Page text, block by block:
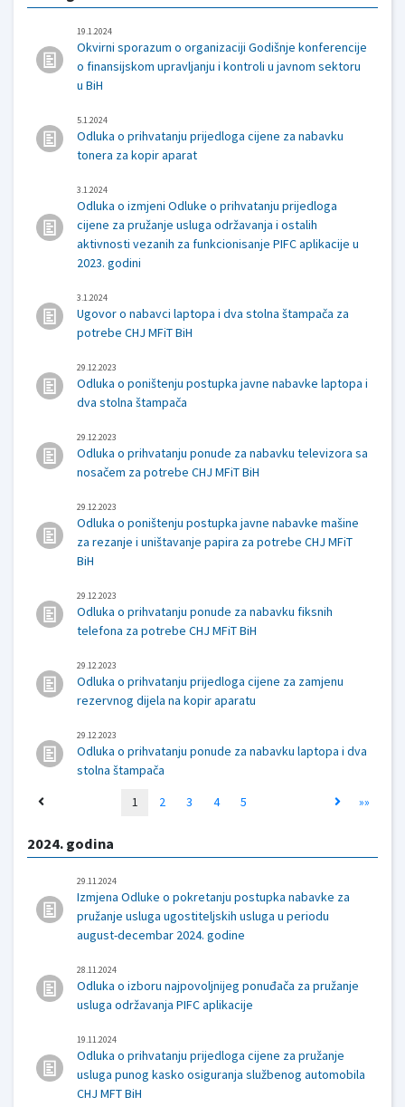
19.1.2024
Okvirni sporazum o organizaciji Godišnje konferencije
o finansijskom upravljanju i kontroli u javnom sektoru
u BiH
5.1.2024
Odluka o prihvatanju prijedloga cijene za nabavku
tonera za kopir aparat
3.1.2024
Odluka o izmjeni Odluke o prihvatanju prijedloga
cijene za pružanje usluga održavanja i ostalih
aktivnosti vezanih za funkcionisanje PIFC aplikacije u
2023. godini
3.1.2024
Ugovor o nabavci laptopa i dva stolna štampača za
potrebe CHJ MFiT BiH
29.12.2023
Odluka o poništenju postupka javne nabavke laptopa i
dva stolna štampača
29.12.2023
Odluka o prihvatanju ponude za nabavku televizora sa
nosačem za potrebe CHJ MFiT BiH
29.12.2023
Odluka o poništenju postupka javne nabavke mašine
za rezanje i uništavanje papira za potrebe CHJ MFiT
BiH
29.12.2023
Odluka o prihvatanju ponude za nabavku fiksnih
telefona za potrebe CHJ MFiT BiH
29.12.2023
Odluka o prihvatanju prijedloga cijene za zamjenu
rezervnog dijela na kopir aparatu
29.12.2023
Odluka o prihvatanju ponude za nabavku laptopa i dva
stolna štampača
1
2 3 4 5 »»
2024. godina
29.11.2024
Izmjena Odluke o pokretanju postupka nabavke za
pružanje usluga ugostiteljskih usluga u periodu
august-decembar 2024. godine
28.11.2024
Odluka o izboru najpovoljnijeg ponuđača za pružanje
usluga održavanja PIFC aplikacije
19.11.2024
Odluka o prihvatanju prijedloga cijene za pružanje
usluga punog kasko osiguranja službenog automobila
CHJ MFT BiH